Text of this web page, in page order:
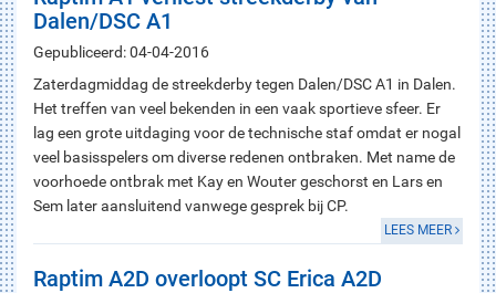
Dalen/DSC A1
Gepubliceerd: 04-04-2016
Zaterdagmiddag de streekderby tegen Dalen/DSC A1 in Dalen.
Het treffen van veel bekenden in een vaak sportieve sfeer. Er
lag een grote uitdaging voor de technische staf omdat er nogal
veel basisspelers om diverse redenen ontbraken. Met name de
voorhoede ontbrak met Kay en Wouter geschorst en Lars en
Sem later aansluitend vanwege gesprek bij CP.
LEES MEER
Raptim A2D overloopt SC Erica A2D